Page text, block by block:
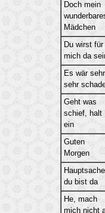
Doch mein
Mädchen
Du wirst für
mich da
Es wär
sehr
Geht was
schief, halt
ein
Guten
Morgen
Hauptsache
du bist da
He, mach
mich nicht